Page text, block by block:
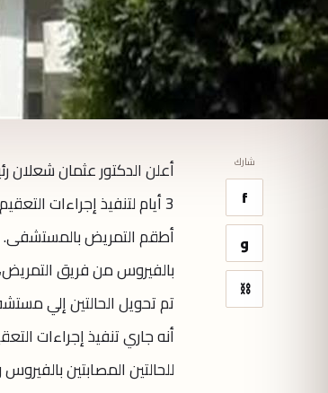
شارك
f
و
⛓
أعلن الدكتور عثمان
3 أيام لتنفيذ إجراءات
أطقم التمريض بالمستشفى.
بالفيروس من فريق التمريض،
تم تحويل الحالتين إلي
أنه جاري تنفيذ إجراءات
للحالتين المصابتين